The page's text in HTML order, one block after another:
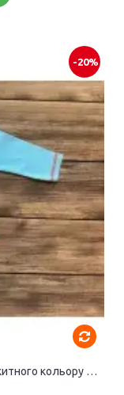
-20%
БОДІК ДЛЯ ХЛОПЧИКА GRAND PRIX блакитного кольору з довгими рукавами.